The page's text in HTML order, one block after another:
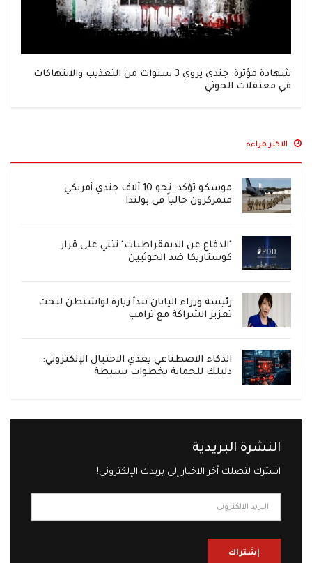
شهادة مؤثرة: جندي يروي 3 سنوات من التعذيب والانتهاكات
في معتقلات الحوثي
الاكثر قراءة
موسكو تؤكد: نحو 10 آلاف جندي أمريكي
متمركزون حالياً في بولندا
"الدفاع عن الديمقراطيات" تثني على قرار
كوستاريكا ضد الحوثيين
رئيسة وزراء اليابان تبدأ زيارة لواشنطن لبحث
تعزيز الشراكة مع ترامب
الذكاء الاصطناعي يغذي الاحتيال الإلكتروني:
دليلك للحماية بخطوات بسيطة
النشرة البريدية
اشترك لتصلك آخر الاخبار إلى بريدك الإلكتروني!
إشتراك